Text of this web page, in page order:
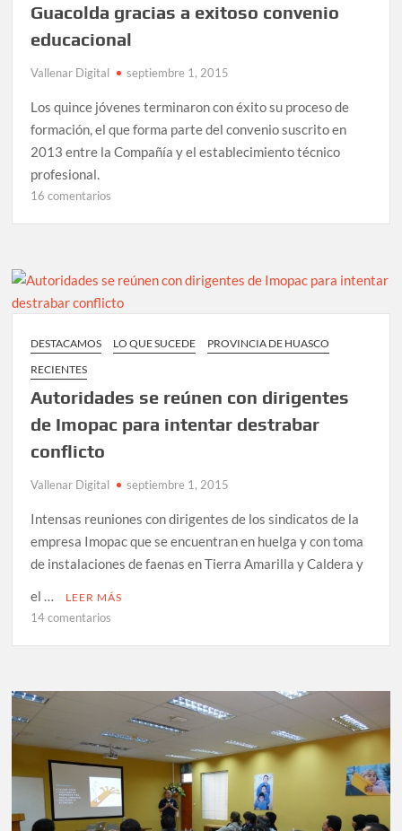
Guacolda gracias a exitoso convenio
educacional
Vallenar Digital septiembre 1, 2015
Los quince jóvenes terminaron con éxito su proceso de
formación, el que forma parte del convenio suscrito en
2013 entre la Compañía y el establecimiento técnico
profesional.
16 comentarios
Japón
integran
Guacolda
a
convenio
DESTACAMOS LO QUE SUCEDE
PROVINCIA DE HUASCO
RECIENTES
Autoridades se reúnen con dirigentes
de Imopac para intentar destrabar
conflicto
Vallenar Digital septiembre 1, 2015
Intensas reuniones con dirigentes de los sindicatos de la
empresa Imopac que se encuentran en huelga y con toma
de instalaciones de faenas en Tierra Amarilla y Caldera y
el …
LEER MÁS
14 comentarios
con
dirigentes
de
Imopac
para
intentar
destrabar